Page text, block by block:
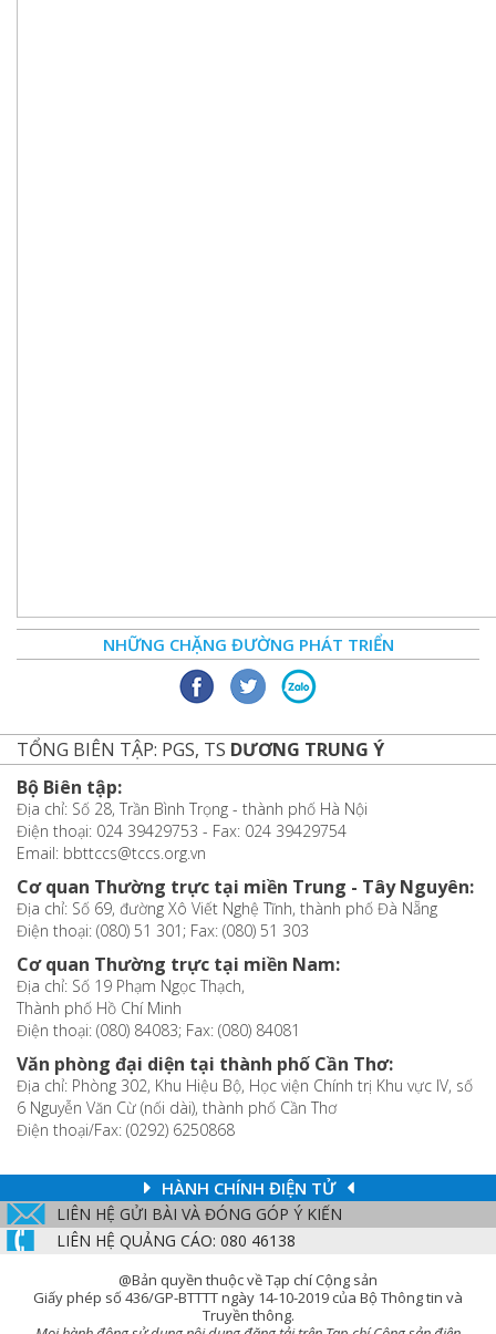
NHỮNG CHẶNG ĐƯỜNG PHÁT TRIỂN
TỔNG BIÊN TẬP: PGS, TS DƯƠNG TRUNG Ý
Bộ Biên tập:
Địa chỉ: Số 28, Trần Bình Trọng - thành phố Hà Nội
Điện thoại: 024 39429753 - Fax: 024 39429754
Email: bbttccs@tccs.org.vn
Cơ quan Thường trực tại miền Trung - Tây Nguyên:
Địa chỉ: Số 69, đường Xô Viết Nghệ Tĩnh, thành phố Đà Nẵng
Điện thoại: (080) 51 301; Fax: (080) 51 303
Cơ quan Thường trực tại miền Nam:
Địa chỉ: Số 19 Phạm Ngọc Thạch,
Thành phố Hồ Chí Minh
Điện thoại: (080) 84083; Fax: (080) 84081
Văn phòng đại diện tại thành phố Cần Thơ:
Địa chỉ: Phòng 302, Khu Hiệu Bộ, Học viện Chính trị Khu vực IV, số
6 Nguyễn Văn Cừ (nối dài), thành phố Cần Thơ
Điện thoại/Fax: (0292) 6250868
HÀNH CHÍNH ĐIỆN TỬ
LIÊN HỆ GỬI BÀI VÀ ĐÓNG GÓP Ý KIẾN
LIÊN HỆ QUẢNG CÁO: 080 46138
@Bản quyền thuộc về Tạp chí Cộng sản
Giấy phép số 436/GP-BTTTT ngày 14-10-2019 của Bộ Thông tin và
Truyền thông.